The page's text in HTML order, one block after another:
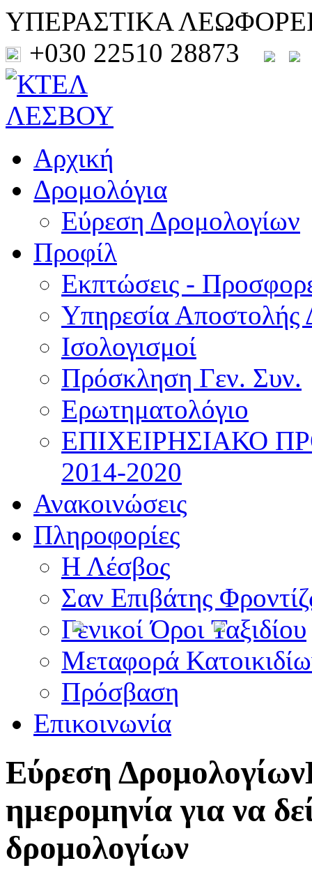
ΥΠΕΡΑΣΤΙΚΑ
+030 22510 28873
Αρχική
Δρομολόγια
Εύρεση Δρομολογίων
Προφίλ
Εκπτώσεις -
Υπηρεσία Αποστολής
Ισολογισμοί
Πρόσκληση Γεν. Συν.
Ερωτηματολόγιο
ΕΠΙΧΕΙΡΗΣΙΑΚΟ
2014-2020
Ανακοινώσεις
Πληροφορίες
Η Λέσβος
Σαν Επιβάτης
Γενικοί Όροι Ταξιδίου
Μεταφορά
Πρόσβαση
Επικοινωνία
Εύρεση Δρομολογίων
ημερομηνία για να
δρομολογίων